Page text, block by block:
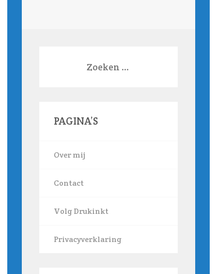
PAGINA’S
Over mij
Contact
Volg Drukinkt
Privacyverklaring